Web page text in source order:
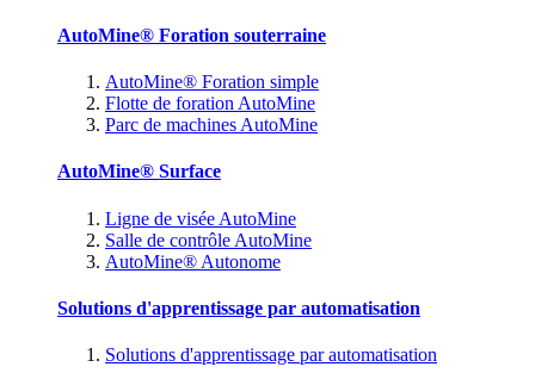
AutoMine® Foration souterraine
AutoMine® Foration simple
Flotte de foration AutoMine
Parc de machines AutoMine
AutoMine® Surface
Ligne de visée AutoMine
Salle de contrôle AutoMine
AutoMine® Autonome
Solutions d'apprentissage par automatisation
Solutions d'apprentissage par automatisation